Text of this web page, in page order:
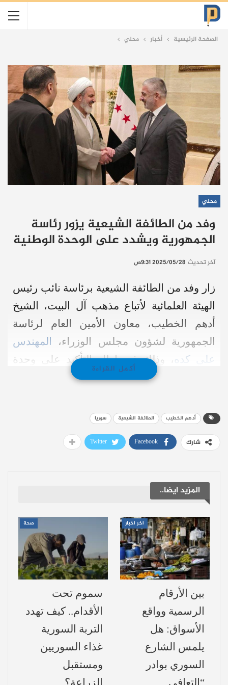
الصفحة الرئيسية أخبار محلي
محلي
وفد من الطائفة الشيعية يزور رئاسة
الجمهورية ويشدد على الوحدة الوطنية
آخر تحديث 2025/05/28 9:31ص
زار وفد من الطائفة الشيعية برئاسة نائب رئيس
الهيئة العلمائية لأتباع مذهب آل البيت، الشيخ
أدهم الخطيب، معاون الأمين العام لرئاسة
الجمهورية لشؤون مجلس الوزراء، المهندس
علي كده
، وذلك في إطار التأكيد على وحدة
الشعب السوري وتماسك مكوناته.
الشيعية بسيادة الدولة السورية ووحدة أراضيها،
معتبراً أن أي اعتداء على سوريا هو اعتداء على
السوري، مشيراً إلى أن هذه العقوبات كانت
وأعرب الشيخ الخطيب عن استعداد الطائفة
الشيعية للتعاون مع جميع أبناء الشعب السوري
وقيادته، والمساهمة في إعادة بناء ما دمره
النظام السابق، بهدف تحقيق مجتمع سوري
متماسك تسوده المحبة والوحدة.
من جهته، شدد المهندس علي كده على أن
المجتمع السوري يتميز بتنوعه الطائفي
والمذهبي، مؤكداً أن الدولة ملتزمة بحماية جميع
أكمل القراءة
أدهم الخطيب الطائفة الشيعية سوريا
شارك Facebook
Twitter
المزيد ايضا..
اخر اخبار
بين الأرقام
الرسمية وواقع
الأسواق: هل
يلمس الشارع
السوري بوادر
“التعافي…
صحة
سموم تحت
الأقدام.. كيف تهدد
التربة السورية
غذاء السوريين
ومستقبل
الزراعة؟